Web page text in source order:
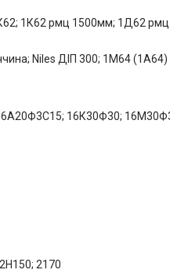
1К62 рмц 1500мм; 1Д62
Niles ДІП 300; 1М64
16К30Ф30;
2170